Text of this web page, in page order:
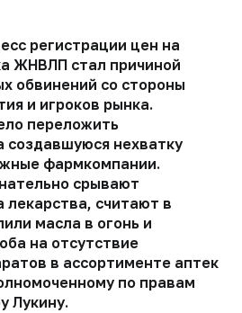
регистрации цен на
ЖНВЛП стал причиной
обвинений со стороны
и игроков рынка.
переложить
создавшуюся нехватку
фармкомпании.
срывают
лекарства, считают в
масла в огонь и
на отсутствие
в ассортименте аптек
по правам
Лукину.